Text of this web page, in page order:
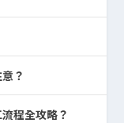
？
程全攻略？